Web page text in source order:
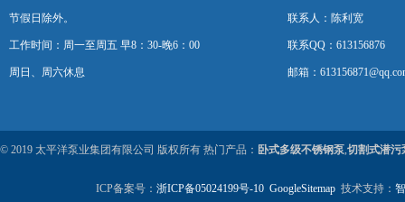
节假日除外。
工作时间：周一至周五 早8：30-晚6：00
周日、周六休息
联系人：陈利宽
联系QQ：613156876
邮箱：
© 2019 太平洋泵业集团有限公司 版权所有 热门产品： 卧式多级不锈钢泵,切割式潜污
ICP备案号： 浙ICP备05024199号-10 GoogleSitemap 技术支持：